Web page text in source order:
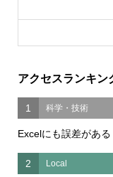
アクセスランキン
1 科学・技術
Excelにも誤差があ
2 Local